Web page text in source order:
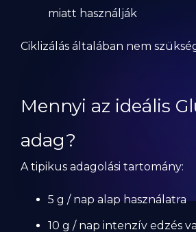
miatt használják
Ciklizálás általában nem
Mennyi az ideális
adag?
A tipikus adagolási tartomány:
5 g / nap alap használatra
10 g / nap intenzív edzés